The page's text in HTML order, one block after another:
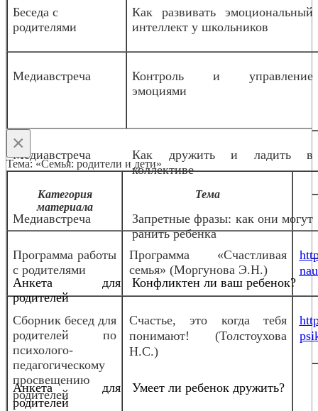
Беседа с
родителями
Как развивать эмоциональный
интеллект у школьников
Медиавстреча
Контроль и управление
эмоциями
Медиавстреча
Как дружить и ладить в
коллективе
Медиавстреча
Запретные фразы: как они могут
ранить ребенка
Анкета для
родителей
Конфликтен ли ваш ребенок?
Анкета для
родителей
Умеет ли ребенок дружить?
×
Тема: «Семья: родители и дети»
Категория
материала
Тема
Программа работы
с родителями
Программа «Счастливая
семья» (Моргунова Э.Н.)
Сборник бесед для
родителей по
психолого-
педагогическому
просвещению
родителей
Счастье, это когда тебя
понимают! (Толстоухова
Н.С.)